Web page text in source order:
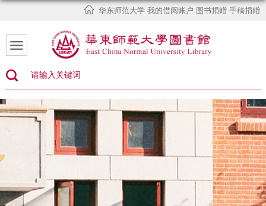
华东师范大学 我的借阅账户 图书捐赠 手稿捐赠